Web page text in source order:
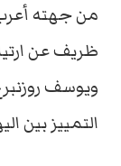
من جهته
ظريف عن
ويوسف
التمييز بين